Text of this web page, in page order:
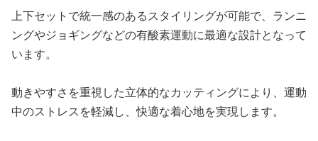
上下セットで統一感のあるスタイリングが可能で、ランニ
ングやジョギングなどの有酸素運動に最適な設計となって
います。
動きやすさを重視した立体的なカッティングにより、運動
中のストレスを軽減し、快適な着心地を実現します。